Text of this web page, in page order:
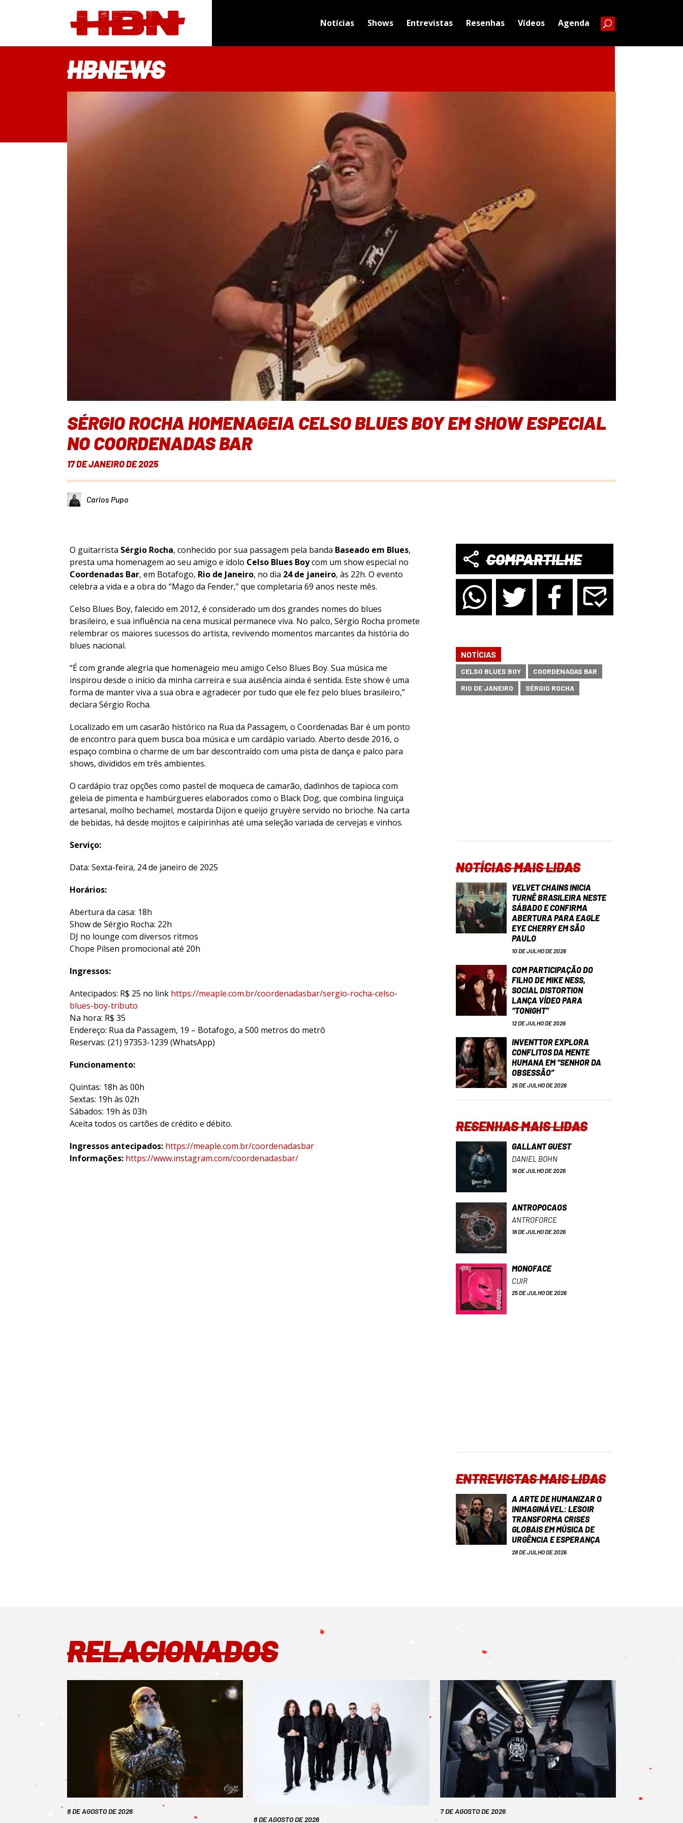
Notícias Shows Entrevistas Resenhas Vídeos Agenda
HBNEWS
SÉRGIO ROCHA HOMENAGEIA CELSO BLUES BOY EM SHOW ESPECIAL
NO COORDENADAS BAR
17 DE JANEIRO DE 2025
Carlos Pupo
O guitarrista Sérgio Rocha, conhecido por sua passagem pela banda Baseado em Blues,
presta uma homenagem ao seu amigo e ídolo Celso Blues Boycom um show especial no
Coordenadas Bar, em Botafogo, Rio de Janeiro, no dia 24 de janeiro, às 22h. O evento
celebra a vida e a obra do “Mago da Fender,” que completaria 69 anos neste mês.
Celso Blues Boy, falecido em 2012, é considerado um dos grandes nomes do blues
brasileiro, e sua influência na cena musical permanece viva. No palco, Sérgio Rocha promete
relembrar os maiores sucessos do artista, revivendo momentos marcantes da história do
blues nacional.
“É com grande alegria que homenageio meu amigo Celso Blues Boy. Sua música me
inspirou desde o início da minha carreira e sua ausência ainda é sentida. Este show é uma
forma de manter viva a sua obra e agradecer por tudo que ele fez pelo blues brasileiro,”
declara Sérgio Rocha.
Localizado em um casarão histórico na Rua da Passagem, o Coordenadas Bar é um ponto
de encontro para quem busca boa música e um cardápio variado. Aberto desde 2016, o
espaço combina o charme de um bar descontraído com uma pista de dança e palco para
shows, divididos em três ambientes.
O cardápio traz opções como pastel de moqueca de camarão, dadinhos de tapioca com
geleia de pimenta e hambúrgueres elaborados como o Black Dog, que combina linguiça
artesanal, molho bechamel, mostarda Dijon e queijo gruyère servido no brioche. Na carta
de bebidas, há desde mojitos e caipirinhas até uma seleção variada de cervejas e vinhos.
Serviço:
Data: Sexta-feira, 24 de janeiro de 2025
Horários:
Abertura da casa: 18h
Show de Sérgio Rocha: 22h
DJ no lounge com diversos ritmos
Chope Pilsen promocional até 20h
Ingressos:
Antecipados: R$ 25 no link https://meaple.com.br/coordenadasbar/sergio-rocha-celso-
blues-boy-tributo
Na hora: R$ 35
Endereço: Rua da Passagem, 19 – Botafogo, a 500 metros do metrô
Reservas: (21) 97353-1239 (WhatsApp)
Funcionamento:
Quintas: 18h às 00h
Sextas: 19h às 02h
Sábados: 19h às 03h
Aceita todos os cartões de crédito e débito.
Ingressos antecipados: https://meaple.com.br/coordenadasbar
Informações: https://www.instagram.com/coordenadasbar/
COMPARTILHE
NOTÍCIAS
CELSO BLUES BOY
COORDENADAS BAR
RIO DE JANEIRO
SÉRGIO ROCHA
NOTÍCIAS MAIS LIDAS
VELVET CHAINS INICIA
TURNÊ BRASILEIRA NESTE
SÁBADO E CONFIRMA
ABERTURA PARA EAGLE
EYE CHERRY EM SÃO
PAULO
10 DE JULHO DE 2026
COM PARTICIPAÇÃO DO
FILHO DE MIKE NESS,
SOCIAL DISTORTION
LANÇA VÍDEO PARA
“TONIGHT”
12 DE JULHO DE 2026
INVENTTOR EXPLORA
CONFLITOS DA MENTE
HUMANA EM “SENHOR DA
OBSESSÃO”
25 DE JULHO DE 2026
RESENHAS MAIS LIDAS
GALLANT GUEST
DANIEL BOHN
16 DE JULHO DE 2026
ANTROPOCAOS
ANTROFORCE
18 DE JULHO DE 2026
MONOFACE
CUIR
25 DE JULHO DE 2026
ENTREVISTAS MAIS LIDAS
A ARTE DE HUMANIZAR O
INIMAGINÁVEL: LESOIR
TRANSFORMA CRISES
GLOBAIS EM MÚSICA DE
URGÊNCIA E ESPERANÇA
28 DE JULHO DE 2026
RELACIONADOS
8 DE AGOSTO DE 2026
8 DE AGOSTO DE 2026
7 DE AGOSTO DE 2026